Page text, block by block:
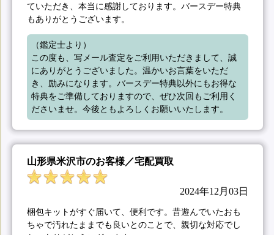
ていただき、本当に感謝しております。バースデー特典
もありがとうございます。
（鑑定士より）
この度も、写メール査定をご利用いただきまして、誠
にありがとうございました。温かいお言葉をいただ
き、励みになります。バースデー特典以外にもお得な
特典をご準備しておりますので、ぜひ次回もご利用く
ださいませ。今後ともよろしくお願いいたします。
山形県米沢市のお客様／宅配買取
2024年12月03日
梱包キットがすぐ届いて、便利です。昔遊んでいたおも
ちゃで汚れたままでも良いとのことで、親切な対応でし